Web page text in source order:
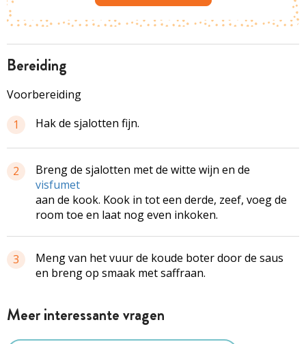
bereiding
Voorbereiding
1
Hak de sjalotten fijn.
2
Breng de sjalotten met de witte wijn en de
visfumet
aan de kook. Kook in tot een derde, zeef, voeg de
room toe en laat nog even inkoken.
3
Meng van het vuur de koude boter door de saus
en breng op smaak met saffraan.
Meer interessante vragen